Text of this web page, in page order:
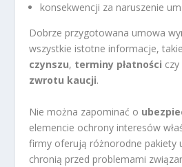
konsekwencji za naruszenie
Dobrze przygotowana umowa
wszystkie istotne informacje,
czynszu, terminy płatności czy
zwrotu kaucji.
Nie można zapominać o
elemencie ochrony interesów
firmy oferują różnorodne pakiety
chronią przed problemami